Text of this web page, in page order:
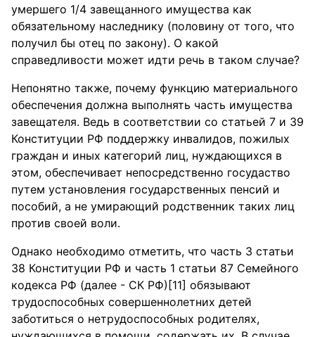
умершего 1/4 завещанного имущества как
обязательному наследнику (половину от того, что
получил бы отец по закону). О какой
справедливости может идти речь в таком случае?
Непонятно также, почему функцию материального
обеспечения должна выполнять часть имущества
завещателя. Ведь в соответствии со статьей 7 и 39
Конституции РФ поддержку инвалидов, пожилых
граждан и иных категорий лиц, нуждающихся в
этом, обеспечивает непосредственно госудаство
путем установления государственных пенсий и
пособий, а не умирающий родственник таких лиц
против своей воли.
Однако необходимо отметить, что часть 3 статьи
38 Конституции РФ и часть 1 статьи 87 Семейного
кодекса РФ (далее - СК РФ)[11] обязывают
трудоспособных совершеннолетних детей
заботиться о нетрудоспособных родителях,